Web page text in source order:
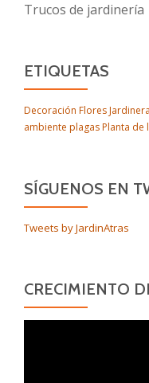
Trucos de jardinería
ETIQUETAS
Decoración FloresJardinera
ambiente plagasPlanta de
SÍGUENOS EN
Tweets by JardinAtras
CRECIMIENTO